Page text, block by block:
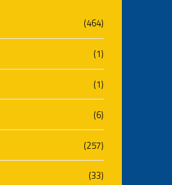
(464)
(1)
(1)
(6)
(257)
(33)